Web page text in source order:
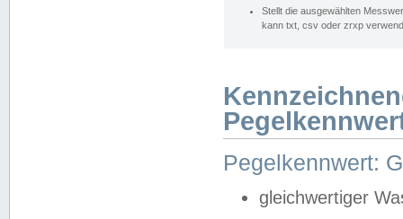
Stellt die ausgewählten
kann txt, csv oder zrxp
Pegelkennwert:
gleichwertiger